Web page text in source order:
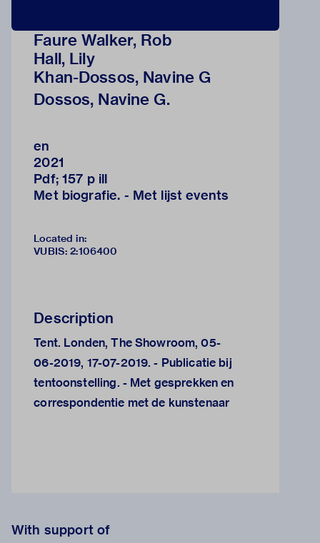
Faure Walker, Rob
Hall, Lily
Khan-Dossos, Navine G
Dossos, Navine G.
en
2021
Pdf; 157 p ill
Met biografie. - Met lijst events
Located in:
VUBIS: 2:106400
Description
Tent. Londen, The Showroom, 05-
06-2019, 17-07-2019. - Publicatie bij
tentoonstelling. - Met gesprekken en
correspondentie met de kunstenaar
With support of